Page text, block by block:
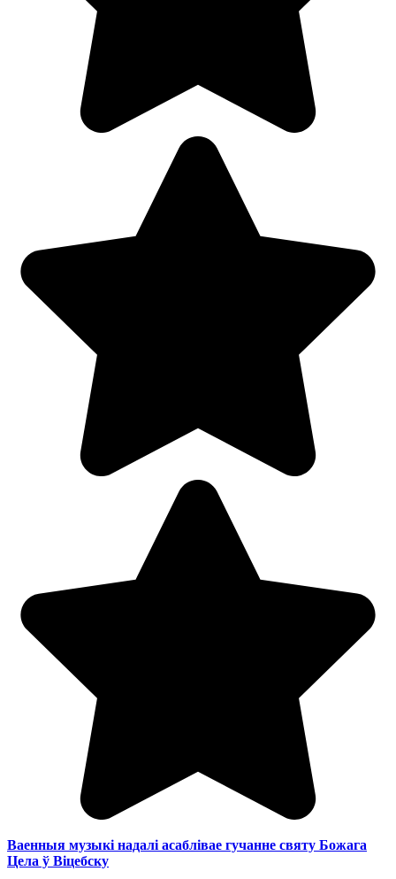
Ваенныя музыкі надалі асаблівае гучанне святу Божага
Цела ў Віцебску